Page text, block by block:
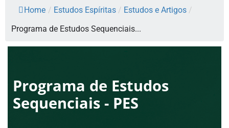
Home / Estudos Espíritas / Estudos e Artigos /
Programa de Estudos Sequenciais...
Programa de Estudos
Sequenciais - PES